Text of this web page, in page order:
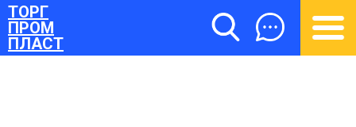
ТОРГ
ПРОМ
ПЛАСТ